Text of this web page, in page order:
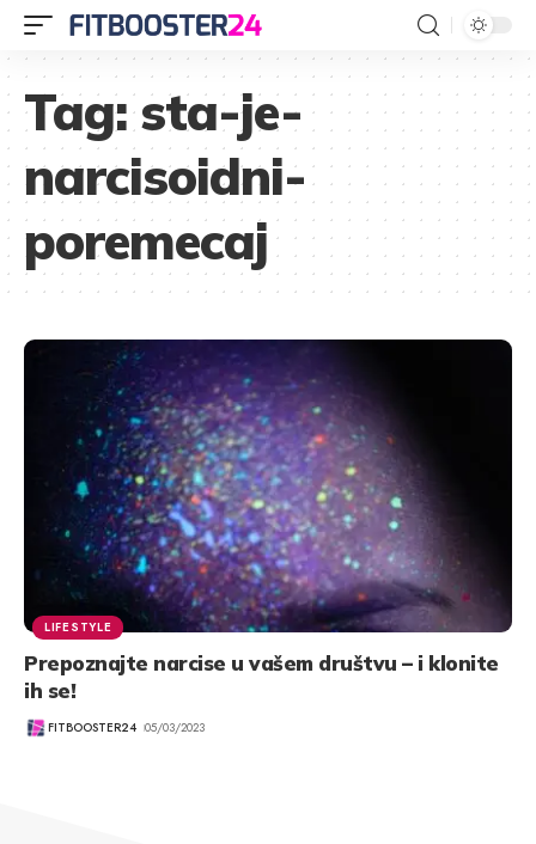
Tag:sta-je-
narcisoidni-
poremecaj
LIFESTYLE
Prepoznajte narcise u vašem društvu – i klonite
ih se!
FITBOOSTER24 05/03/2023